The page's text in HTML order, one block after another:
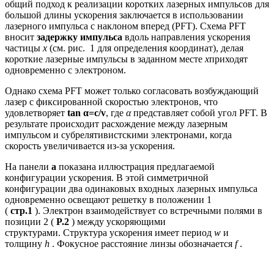
общий подход к реализации коротких лазерных импульсов для
большой длины ускорения заключается в использовании
лазерного импульса с наклоном вперед (PFT). Схема PFT
вносит задержку импульса вдоль направления ускорения
частицы x (см. рис. 1 для определения координат), делая
короткие лазерные импульсы в заданном месте xприходят
одновременно с электроном.
Однако схема PFT может только согласовать возбуждающий
лазер с фиксированной скоростью электронов, что
удовлетворяет tan α=c/v, где αпредставляет собой угол PFT. В
результате происходит расхождение между лазерным
импульсом и субрелятивистскими электронами, когда
скорость увеличивается из-за ускорения.
На панели а показана иллюстрация предлагаемой
конфигурации ускорения. В этой симметричной
конфигурации два одинаковых входных лазерных импульса
одновременно освещают решетку в положении 1
( стр.1 ). Электрон взаимодействует со встречными полями в
позиции 2 ( P.2 ) между ускоряющими
структурами. Структура ускорения имеет период w и
толщину h . Фокусное расстояние линзы обозначается f.